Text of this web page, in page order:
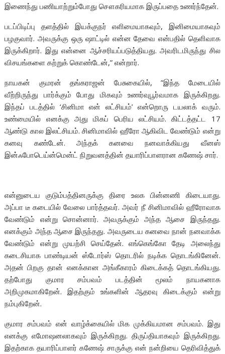
இணைந்து பணியாற்றும்போது சௌகரியமாக இருப்பதை உணர்ந்தேன்.
படப்பிடிப்பு தளத்தில் இயக்குநர் எளிமையாகவும், இனிமையாகவும்
பழகுவார். அவருக்கு ஒரு ஷாட்டில் என்ன தேவை என்பதில் தெளிவாக
இருக்கிறார். இது என்னை ஆச்சரியப்படுத்தியது. அவரிடமிருந்து சில
விசயங்களை கற்றுக் கொண்டேன்,” என்றார்.
நாயகன் குமரன் தங்கராஜன் பேசுகையில், ”இந்த மேடையில்
வீற்றிருந்து பார்க்கும் போது மிகவும் உணர்வுபூர்வமாக இருக்கிறது.
இந்தப் படத்தில் ‘சினிமா என் லட்சியம்’ என்றொரு டயலாக் வரும்.
உண்மையில் எனக்கு அது மிகப் பெரிய லட்சியம். கிட்டத்தட்ட 17
ஆண்டு கால இலட்சியம். சினிமாவில் ஹீரோ ஆகிவிட வேண்டும் என்று
கனவு கண்டேன். அந்தக் கனவை நனவாக்கியது வீனஸ்
இன்ஃபோடெய்ன்மென்ட் நிறுவனத்தின் தயாரிப்பாளரான கணேஷ் சார்.
என்னுடைய குடும்பத்தினருக்கு திரை உலக பின்னணி கிடையாது.
அப்பா டீ கடையில் வேலை பார்த்தவர். அவர் நீ சினிமாவில் ஹீரோவாக
வேண்டும் என்று சொன்னார். அவருக்கும் அந்த ஆசை இருந்தது.
எனக்கும் அந்த ஆசை இருந்தது. அவருடைய கனவை நான் நனவாக்க
வேண்டும் என்று முயற்சி செய்தேன். எங்கெங்கோ தேடி அலைந்து
கடைசியாக பாண்டியன் ஸ்டோர்ஸ் தொடரில் நடிக்க தொடங்கினேன்.
அதன் பிறகு தான் எனக்கான அங்கீகாரம் கிடைக்கத் தொடங்கியது.
தற்போது குமார சம்பவம் படத்தின் மூலம் நாயகனாக
அறிமுகமாகிறேன். இதற்கும் உங்களின் ஆதரவு கிடைக்கும் என்று
நம்புகிறேன்.
குமார சம்பவம் என் வாழ்க்கையில் மிக முக்கியமான சம்பவம். இது
எனக்கு எமோஷனலாகவும் இருக்கிறது. திருப்தியாகவும் இருக்கிறது.
இதற்காக தயாரிப்பாளர் கணேஷ் சாருக்கு என் நன்றியை தெரிவித்துக்